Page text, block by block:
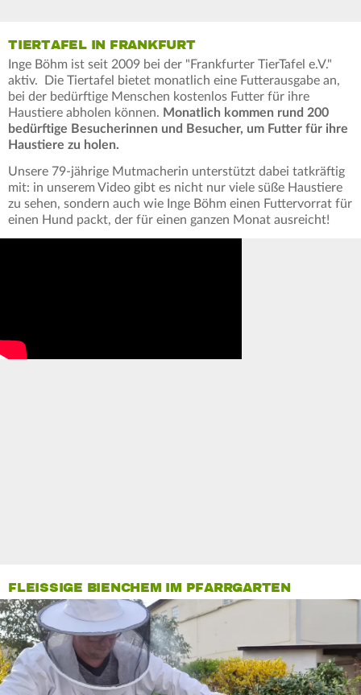
TIERTAFEL IN FRANKFURT
Inge Böhm ist seit 2009 bei der "Frankfurter TierTafel e.V."
aktiv. Die Tiertafel bietet monatlich eine Futterausgabe an,
bei der bedürftige Menschen kostenlos Futter für ihre
Haustiere abholen können. Monatlich kommen rund 200
bedürftige Besucherinnen und Besucher, um Futter für ihre
Haustiere zu holen.
Unsere 79-jährige Mutmacherin unterstützt dabei tatkräftig
mit: in unserem Video gibt es nicht nur viele süße Haustiere
zu sehen, sondern auch wie Inge Böhm einen Futtervorrat für
einen Hund packt, der für einen ganzen Monat ausreicht!
FLEISSIGE BIENCHEM IM PFARRGARTEN